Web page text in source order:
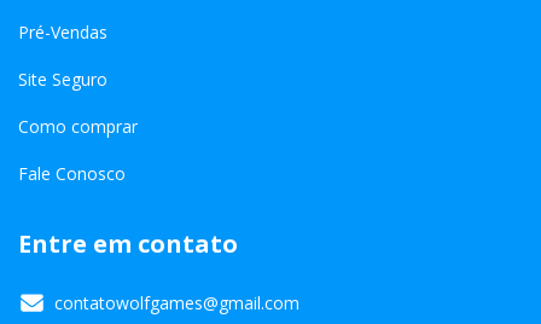
Pré-Vendas
Site Seguro
Como comprar
Fale Conosco
Entre em contato
contatowolfgames@gmail.com